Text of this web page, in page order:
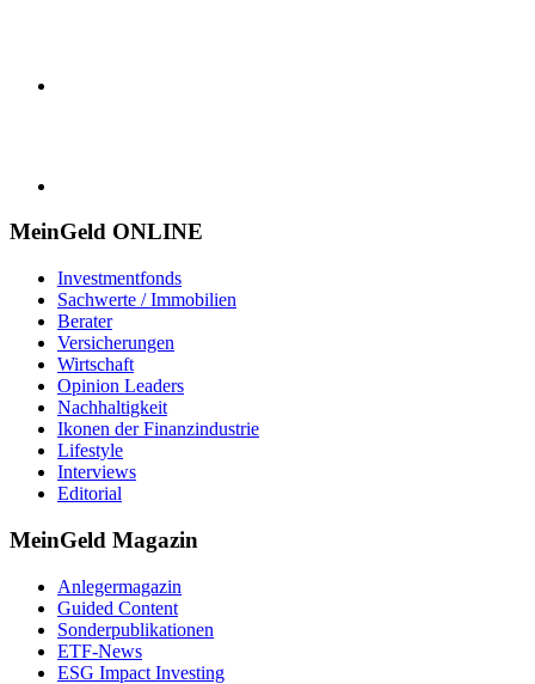
MeinGeld ONLINE
Investmentfonds
Sachwerte / Immobilien
Berater
Versicherungen
Wirtschaft
Opinion Leaders
Nachhaltigkeit
Ikonen der Finanzindustrie
Lifestyle
Interviews
Editorial
MeinGeld Magazin
Anlegermagazin
Guided Content
Sonderpublikationen
ETF-News
ESG Impact Investing